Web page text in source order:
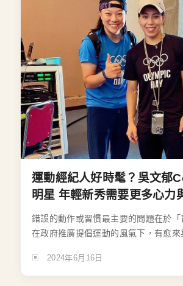
運動經紀人好時髦？吳文郁
明星 年輕新秀需要更多心力
錯誤的動作或習慣最主要的問題在於「
在政府推廣提倡運動的風氣下，有愈來
2024年6月16日